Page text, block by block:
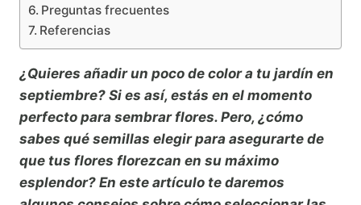
Preguntas frecuentes
Referencias
¿Quieres añadir un poco de color a tu jardín en
septiembre? Si es así, estás en el momento
perfecto para sembrar flores. Pero, ¿cómo
sabes qué semillas elegir para asegurarte de
que tus flores florezcan en su máximo
esplendor? En este artículo te daremos